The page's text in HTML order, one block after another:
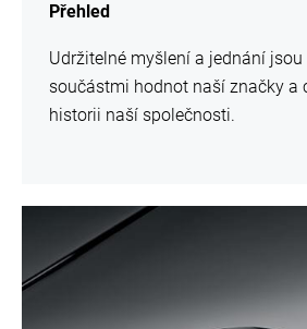
Přehled
Udržitelné myšlení a jednání
součástmi hodnot naší značky a
historii naší společnosti.
informací